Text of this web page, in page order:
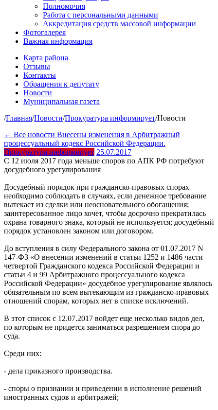
Полномочия
Работа с персональными данными
Аккредитация средств массовой информации
Фотогалерея
Важная информация
Карта района
Отзывы
Контакты
Обращения к депутату
Новости
Муниципальная газета
/Главная/Новости/Прокуратура информирует/Новости
← Все новости Внесены изменения в Арбитражный
процессуальный кодекс Российской Федерации.
Прокуратура информирует 25.07.2017
С 12 июля 2017 года меньше споров по АПК РФ потребуют
досудебного урегулирования
Досудебный порядок при гражданско-правовых спорах
необходимо соблюдать в случаях, если денежное требование
вытекает из сделки или неосновательного обогащения;
заинтересованное лицо хочет, чтобы досрочно прекратилась
охрана товарного знака, который не используется; досудебный
порядок установлен законом или договором.
До вступления в силу Федерального закона от 01.07.2017 N
147-ФЗ «О внесении изменений в статьи 1252 и 1486 части
четвертой Гражданского кодекса Российской Федерации и
статьи 4 и 99 Арбитражного процессуального кодекса
Российской Федерации» досудебное урегулирование являлось
обязательным по всем вытекающим из гражданско-правовых
отношений спорам, которых нет в списке исключений.
В этот список с 12.07.2017 войдет еще несколько видов дел,
по которым не придется заниматься разрешением спора до
суда.
Среди них:
- дела приказного производства.
- споры о признании и приведении в исполнение решений
иностранных судов и арбитражей;